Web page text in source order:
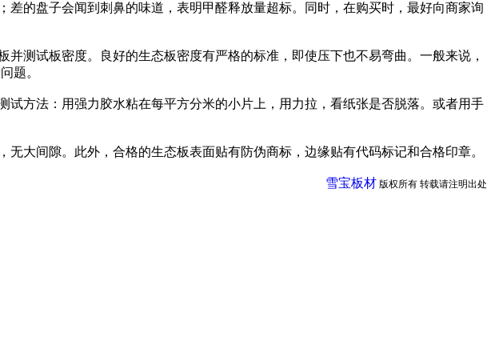
的盘子会闻到刺鼻的味道，表明甲醛释放量超标。同时，在购买时，最好向商家询
测试板密度。良好的生态板密度有严格的标准，即使压下也不易弯曲。一般来说，
题。
方法：用强力胶水粘在每平方分米的小片上，用力拉，看纸张是否脱落。或者用手
大间隙。此外，合格的生态板表面贴有防伪商标，边缘贴有代码标记和合格印章。
雪宝板材 版权所有 转载请注明出处